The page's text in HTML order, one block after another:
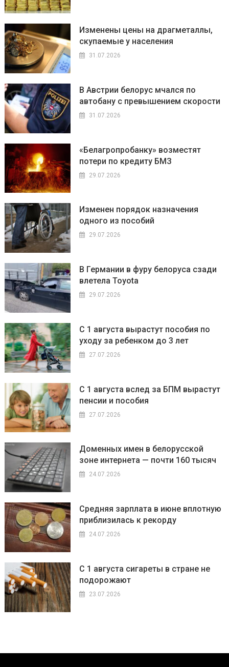
Изменены цены на драгметаллы,
скупаемые у населения
31.07.2026
В Австрии белорус мчался по
автобану с превышением скорости
31.07.2026
«Белагропробанку» возместят
потери по кредиту БМЗ
29.07.2026
Изменен порядок назначения
одного из пособий
29.07.2026
В Германии в фуру белоруса сзади
влетела Toyota
29.07.2026
С 1 августа вырастут пособия по
уходу за ребенком до 3 лет
27.07.2026
С 1 августа вслед за БПМ вырастут
пенсии и пособия
27.07.2026
Доменных имен в белорусской
зоне интернета — почти 160 тысяч
24.07.2026
Средняя зарплата в июне вплотную
приблизилась к рекорду
24.07.2026
С 1 августа сигареты в стране не
подорожают
23.07.2026